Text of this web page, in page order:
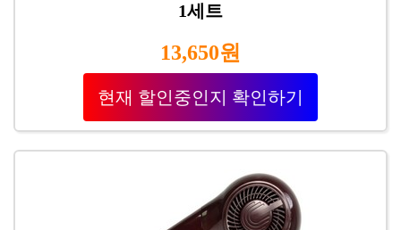
1세트
13,650원
현재 할인중인지 확인하기